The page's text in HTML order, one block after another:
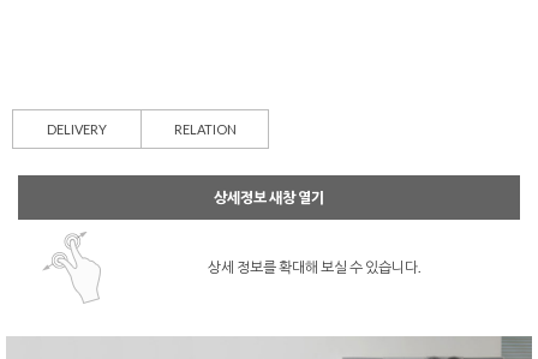
DELIVERY RELATION
상세정보 새창 열기
상세 정보를 확대해 보실 수 있습니다.